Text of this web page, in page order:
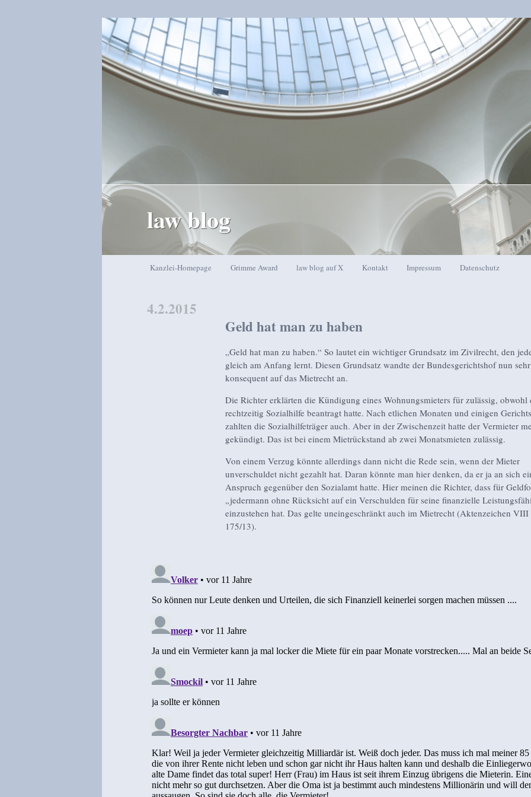
law blog
Zum Inhalt wechseln
Zum sekundären Inhalt wechseln
Kanzlei-Homepage Grimme Award law blog auf X Kontakt Impressum Datenschutz
Geld hat man zu haben
4.2.2015
„Geld hat man zu haben.“ So lautet ein wichtiger Grundsatz im Zivilrecht, den
gleich am Anfang lernt. Diesen Grundsatz wandte der Bundesgerichtshof nun sehr
konsequent auf das Mietrecht an.
Die Richter erklärten die Kündigung eines Wohnungsmieters für zulässig, obwohl
rechtzeitig Sozialhilfe beantragt hatte. Nach etlichen Monaten und einigen
zahlten die Sozialhilfeträger auch. Aber in der Zwischenzeit hatte der Vermieter
gekündigt. Das ist bei einem Mietrückstand ab zwei Monatsmieten zulässig.
Von einem Verzug könnte allerdings dann nicht die Rede sein, wenn der Mieter
unverschuldet nicht gezahlt hat. Daran könnte man hier denken, da er ja an sich
Anspruch gegenüber den Sozialamt hatte. Hier meinen die Richter, dass für
„jedermann ohne Rücksicht auf ein Verschulden für seine finanzielle
einzustehen hat. Das gelte uneingeschränkt auch im Mietrecht (Aktenzeichen VIII
175/13).